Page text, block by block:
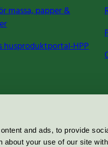
and ads, to provide
about your use of our site
massa, papper &
husproduktportal-HPP